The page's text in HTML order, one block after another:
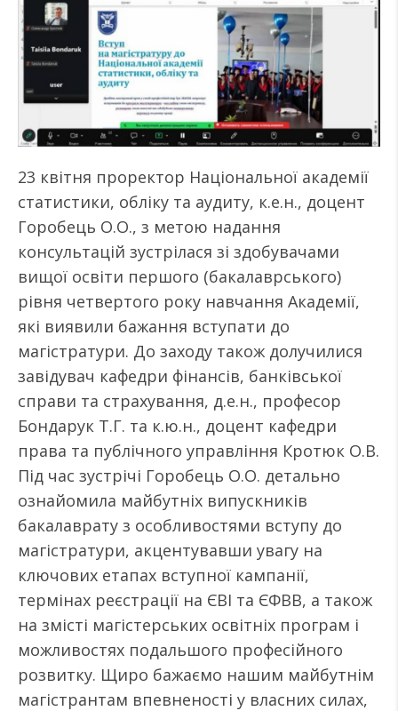
23 квітня проректор Національної академії
статистики, обліку та аудиту, к.е.н., доцент
Горобець О.О., з метою надання
консультацій зустрілася зі здобувачами
вищої освіти першого (бакалаврського)
рівня четвертого року навчання Академії,
які виявили бажання вступати до
магістратури. До заходу також долучилися
завідувач кафедри фінансів, банківської
справи та страхування, д.е.н., професор
Бондарук Т.Г. та к.ю.н., доцент кафедри
права та публічного управління Кротюк О.В.
Під час зустрічі Горобець О.О. детально
ознайомила майбутніх випускників
бакалаврату з особливостями вступу до
магістратури, акцентувавши увагу на
ключових етапах вступної кампанії,
термінах реєстрації на ЄВІ та ЄФВВ, а також
на змісті магістерських освітніх програм і
можливостях подальшого професійного
розвитку. Щиро бажаємо нашим майбутнім
магістрантам впевненості у власних силах,